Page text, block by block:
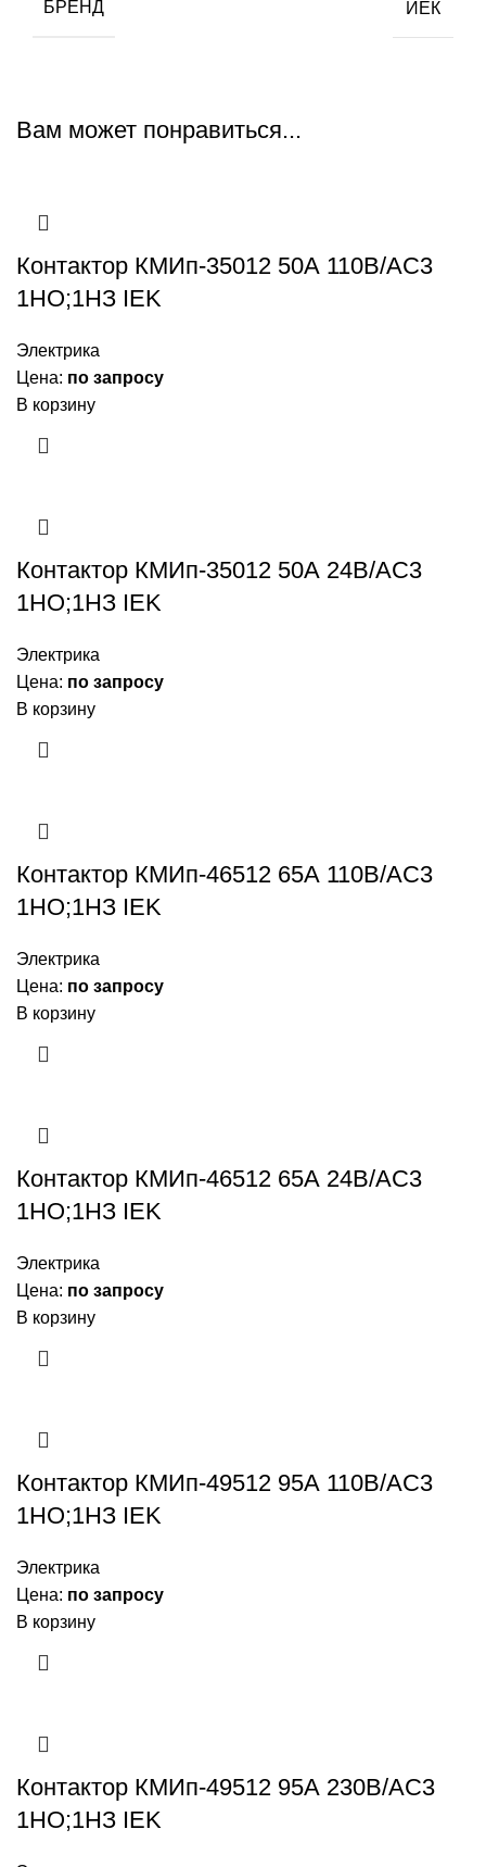
БРЕНД ИЕК
Вам может понравиться...
Контактор КМИп-35012 50А 110В/АС3
1НО;1НЗ IEK
Электрика
Цена: по запросу
В корзину
Контактор КМИп-35012 50А 24В/АС3
1НО;1НЗ IEK
Электрика
Цена: по запросу
В корзину
Контактор КМИп-46512 65А 110В/АС3
1НО;1НЗ IEK
Электрика
Цена: по запросу
В корзину
Контактор КМИп-46512 65А 24В/АС3
1НО;1НЗ IEK
Электрика
Цена: по запросу
В корзину
Контактор КМИп-49512 95А 110В/АС3
1НО;1НЗ IEK
Электрика
Цена: по запросу
В корзину
Контактор КМИп-49512 95А 230В/АС3
1НО;1НЗ IEK